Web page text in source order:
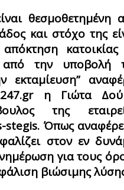
θεσμοθετημένη
και στόχο της
από την υποβολή
εκταμίευση”
η Γιώτα
της
stegis. Όπως
στον εν
για τους
βιώσιμης